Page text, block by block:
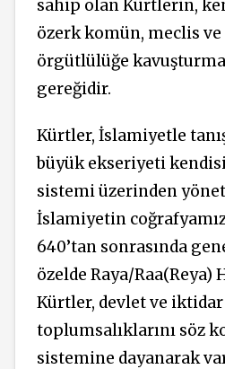
sahip olan Kürtlerin,
özerk komün, meclis
örgütlülüğe
gereğidir.
Kürtler, İslamiyetle
büyük ekseriyeti
sistemi üzerinden
İslamiyetin
640’tan sonrasında
özelde Raya/Raa(Reya)
Kürtler, devlet ve iktidar
toplumsalıklarını söz
sistemine dayanarak